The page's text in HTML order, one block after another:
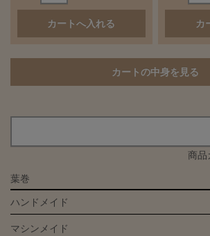
カートの中身を見る
商品
葉巻
ハンドメイド
マシンメイド